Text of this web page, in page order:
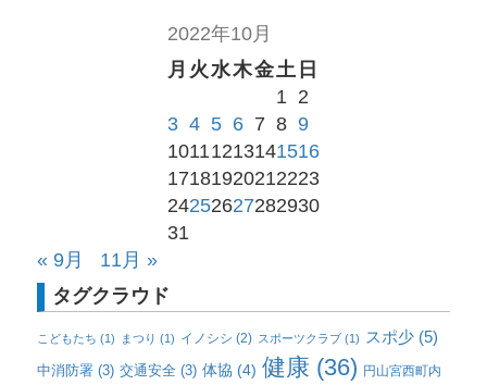
2022年10月
月 火 水木金土 日
1 2
3 4 5 6 7 8 9
10111213141516
17181920212223
24252627282930
31
« 9月
11月 »
タグクラウド
こどもたち (1) まつり (1) イノシシ (2) スポーツクラブ(1) スポ少(5)
中消防署(3) 交通安全(3) 体協 (4) 健康 (36) 円山宮西町内